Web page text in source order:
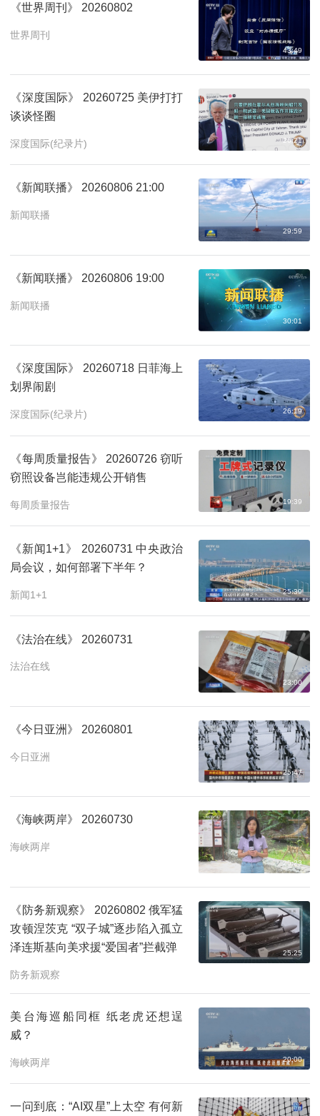
《世界周刊》 20260802
世界周刊
43:49
《深度国际》 20260725 美伊打打
谈谈怪圈
深度国际(纪录片) 26:21
《新闻联播》 20260806 21:00
新闻联播
29:59
《新闻联播》 20260806 19:00
新闻联播
30:01
《深度国际》 20260718 日菲海上
划界闹剧
深度国际(纪录片) 26:19
《每周质量报告》 20260726 窃听
窃照设备岂能违规公开销售
每周质量报告 19:39
《新闻1+1》 20260731 中央政治
局会议，如何部署下半年？
新闻1+1 25:39
《法治在线》 20260731
法治在线
23:00
《今日亚洲》 20260801
今日亚洲
25:47
《海峡两岸》 20260730
海峡两岸
25:23
《防务新观察》 20260802 俄军猛
攻顿涅茨克 “双子城”逐步陷入孤立
泽连斯基向美求援“爱国者”拦截弹
防务新观察
25:25
美台海巡船同框 纸老虎还想逞
威？
海峡两岸 20:00
一问到底：“AI双星”上太空 有何新